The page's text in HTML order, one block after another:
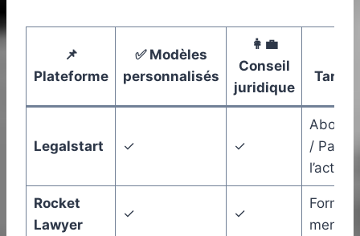
📌
Plateforme
✅ Modèles
personnalisés
👩‍💼
Conseil
juridique
Legalstart ✓ ✓
/
l’acte
Rocket
Lawyer
✓ ✓